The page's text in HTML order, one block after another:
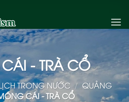
- TRÀ CỔ
TRONG NƯỚC / QUẢNG
CÁI - TRÀ CỔ